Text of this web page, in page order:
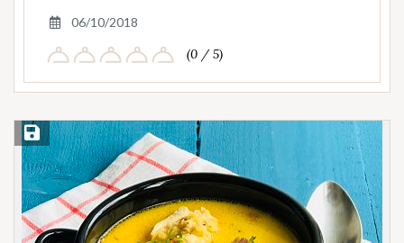
06/10/2018
(0 / 5)
Save Recipe